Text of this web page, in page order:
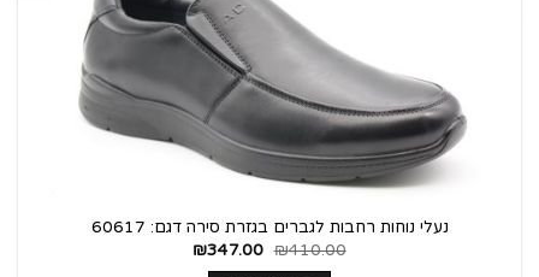
נעלי נוחות רחבות לגברים בגזרת סירה דגם: 60617
₪410.00
₪347.00